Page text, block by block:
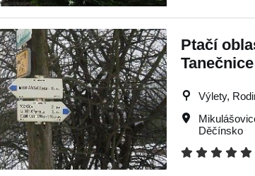
Ptačí
Tanečnice
Výlety,
Děčínsko